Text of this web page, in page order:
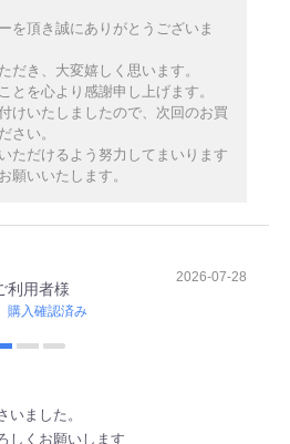
を頂き誠にありがとうございま
だき、大変嬉しく思います。
とを心より感謝申し上げます。
けいたしましたので、次回のお買
さい。
ただけるよう努力してまいります
願いいたします。
利用者様
購入確認済み
2026-07-28
いました。
しくお願いします